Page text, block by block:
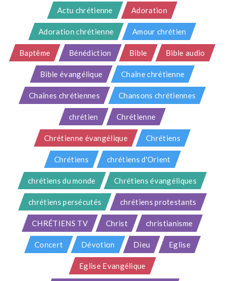
Actu chrétienne Adoration
Adoration chrétienne Amour chrétien
Baptême Bénédiction Bible Bible audio
Bible évangélique Chaîne chrétienne
Chaînes chrétiennes Chansons chrétiennes
chrétien Chrétienne
Chrétienne évangélique Chrétiens
Chrétiens chrétiens d'Orient
chrétiens du monde Chrétiens évangéliques
chrétiens persécutés chrétiens protestants
CHRÉTIENS TV Christ christianisme
Concert Dévotion Dieu Eglise
Eglise Evangélique